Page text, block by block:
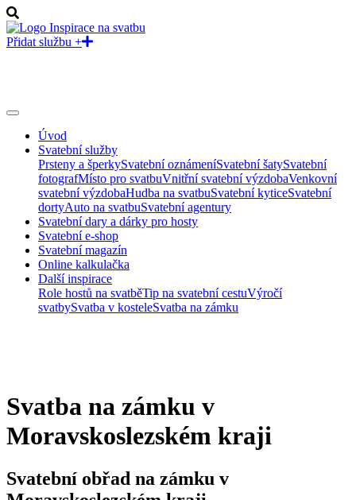
Přidat službu +
Úvod
Svatební služby
Prsteny a šperkySvatební oznámeníSvatební šatySvatební
fotografMísto pro svatbuVnitřní svatební výzdobaVenkovní
svatební výzdobaHudba na svatbuSvatební kyticeSvatební
dortyAuto na svatbuSvatební agentury
Svatební dary a dárky pro hosty
Svatební e-shop
Svatební magazín
Online kalkulačka
Další inspirace
Role hostů na svatběTip na svatební cestuVýročí
svatbySvatba v kosteleSvatba na zámku
Svatba na zámku v
Moravskoslezském kraji
Svatební obřad na zámku v